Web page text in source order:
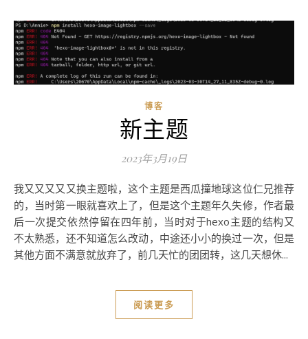
博客
新主题
2023年3月19日
我又又又又又换主题啦，这个主题是西瓜撞地球这位仁兄推荐
的，当时第一眼就喜欢上了，但是这个主题年久失修，作者最
后一次提交依然停留在四年前，当时对于hexo主题的结构又
不太熟悉，还不知道怎么改动，中途还小小的换过一次，但是
其他方面不满意就放弃了，前几天忙的团团转，这几天想休...
阅读更多